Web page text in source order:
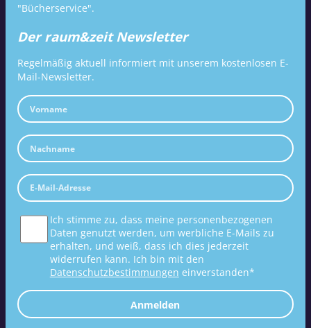
"Bücherservice".
Der raum&zeit Newsletter
Regelmäßig aktuell informiert mit unserem kostenlosen E-
Mail-Newsletter.
Ich stimme zu, dass meine personenbezogenen
Daten genutzt werden, um werbliche E-Mails zu
erhalten, und weiß, dass ich dies jederzeit
widerrufen kann. Ich bin mit den
Datenschutzbestimmungen einverstanden*
Anmelden